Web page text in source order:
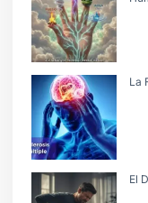
La
El